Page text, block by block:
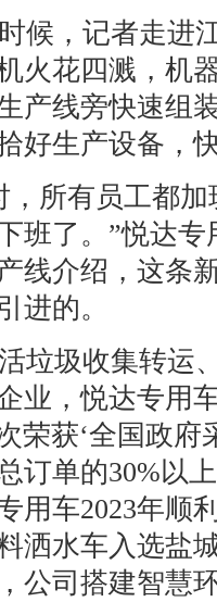
候，记者走进
火花四溅，机
产线旁快速组
好生产设备，
，所有员工都
班了。”悦达
线介绍，这条
进的。
垃圾收集转运
业，悦达专用
荣获‘全国政府
订单的30%以
用车2023年顺
洒水车入选盐
公司搭建智慧